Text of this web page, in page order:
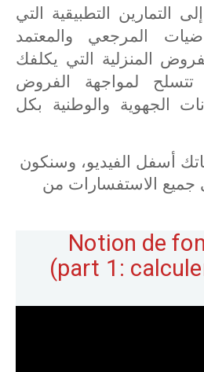
التمارين التطبيقية التي
المرجعي والمعتمد
المنزلية التي يكلفك
تتسلح لمواجهة الفروض
الجهوية والوطنية بكل
أسفل الفيديو، وسنكون
جميع الاستفسارات من
Notion de
(part 1: